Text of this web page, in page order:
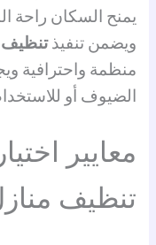
يمنح السكان راحة
ويضمن تنفيذ
منظمة واحترافية
الضيوف أو
معايير
تنظيف